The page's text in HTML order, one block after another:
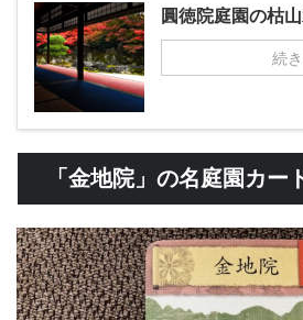
圓徳院庭園の枯
続
「金地院」の名庭園カー